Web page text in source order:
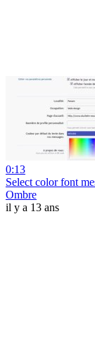
0:13
Select color font
Ombre
il y a 13 ans